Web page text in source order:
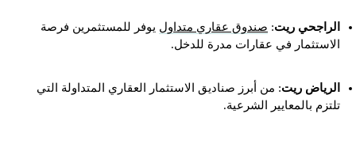
الراجحي ريت: صندوق عقاري متداول يوفر للمستثمرين فرصة
الاستثمار في عقارات مدرة للدخل.
الرياض ريت: من أبرز صناديق الاستثمار العقاري المتداولة التي
تلتزم بالمعايير الشرعية.